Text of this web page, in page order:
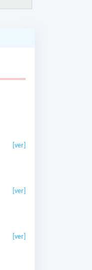
[ver]
[ver]
[ver]